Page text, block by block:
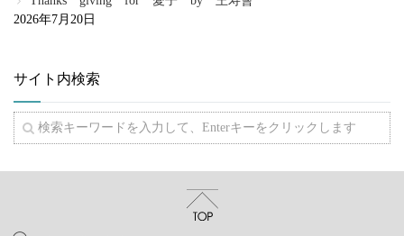
2026年7月20日
サイト内検索